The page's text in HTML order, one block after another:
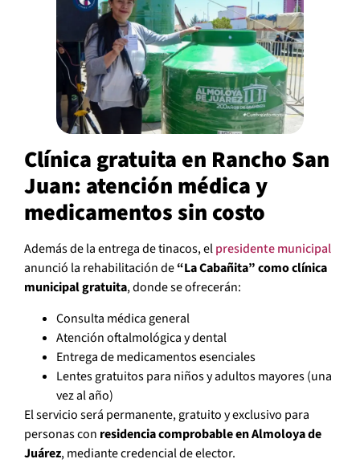
Clínica gratuita en Rancho San
Juan: atención médica y
medicamentos sin costo
Además de la entrega de tinacos, elpresidente municipal
anunció la rehabilitación de“La Cabañita” como clínica
municipal gratuita, donde se ofrecerán:
Consulta médica general
Atención oftalmológica y dental
Entrega de medicamentos esenciales
Lentes gratuitos para niños y adultos mayores (una
vez al año)
El servicio será permanente, gratuito y exclusivo para
personas con residencia comprobable en Almoloya de
Juárez, mediante credencial de elector.